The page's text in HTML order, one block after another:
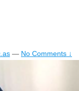
— No Comments ↓